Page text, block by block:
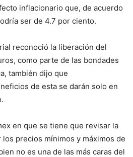
inflacionario que, de acuerdo
ser de 4.7 por ciento.
reconoció la liberación del
como parte de las bondades
también dijo que
de esta se darán solo en
en que se tiene que revisar la
precios mínimos y máximos de
no es una de las más caras del